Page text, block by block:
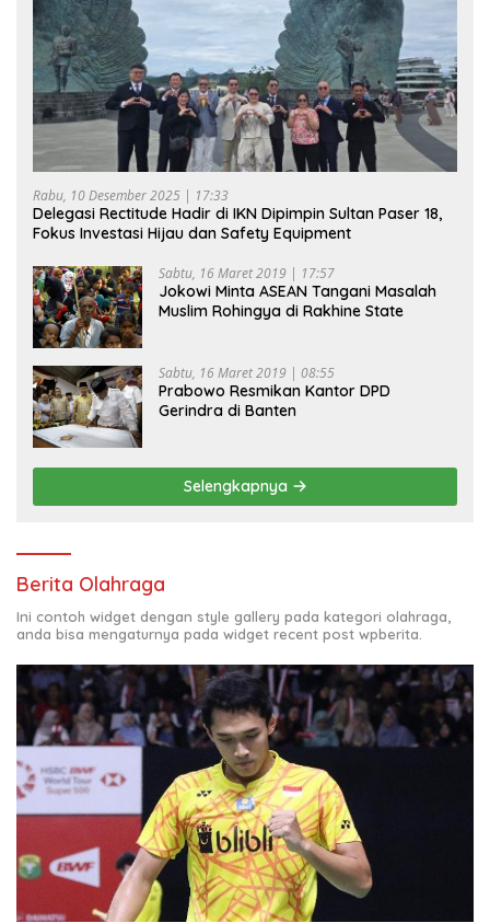
Rabu, 10 Desember 2025 | 17:33
Delegasi Rectitude Hadir di IKN Dipimpin Sultan Paser 18,
Fokus Investasi Hijau dan Safety Equipment
Sabtu, 16 Maret 2019 | 17:57
Jokowi Minta ASEAN Tangani Masalah
Muslim Rohingya di Rakhine State
Sabtu, 16 Maret 2019 | 08:55
Prabowo Resmikan Kantor DPD
Gerindra di Banten
Selengkapnya
Berita Olahraga
Ini contoh widget dengan style gallery pada kategori olahraga,
anda bisa mengaturnya pada widget recent post wpberita.